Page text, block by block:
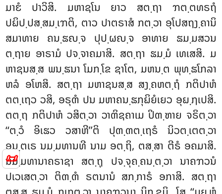
📜
ມາຬໍ ປາວິສິ. ມຫາຊໂນ ຍາວ ສຕ຺ຖາ ຠຕ຺ຕທຣຖໍ
ປຏິປ຺ປສ຺ສມ຺ເຠຕິ, ຕາວ ປາຕຣາສໍ ກຕ຺ວາ ອຸໂປສຖງ຺ຄານິ
ສມາທາຍ ຄນ຺ຘຎ຺ຈ ປຸປ຺ຜຎ຺ຈ ອາທາຍ ຘມ຺ມສວນ
ຕ຺ຖາຍ ອາຣາມໍ ປຈ຺ຈາຄມາສິ. ສຕ຺ຖາ ຘມ຺ມໍ ເທເສສິ. ມ
ຫາຊນສ຺ສ ພນ຺ຘນາ ໂມກ຺ໂຂ ຊາໂຕ, ມຫນ຺ຕ ພຸທ຺ຘໂກລາ
ຫລໍ ອໂຫສິ. ສຕ຺ຖາ ມຫາຊນສ຺ສ ສງ຺ຄຫຕ຺ຖໍ ກຕິປາຫໍ
ຕຕ຺ເຖວ ວສິ, ອຣຸຓໍ ປນ ມຫາຄນ຺ຘກຸຏິຍໍເຍວ ອຸຏ຺ຐເປສິ.
ຕຕ຺ຖ ກຕິປາຫໍ ວສິຕ຺ວາ ວາຓິຊຄາເມ ປິຓ຺ຑາຍ ຈຣິຕ຺ວາ
‘‘ຕ຺ວໍ ອິເຘວ ວສາຫີ’’ຕິ ປຸຓ຺ຓຕ຺ເຖຣໍ ນິວຕ຺ເຕຕ຺ວາ
ອນ຺ຕເຣ ນມ຺ມທານທີ ນາມ ອຕ຺ຖິ, ຕສ຺ສາ ຕີຣໍ ອຄມາສິ.
ນມ຺ມທານາຄຣາຊາ ສຕ຺ຖຸ ປຈ຺ຈຸຄ຺ຄນ຺ຕ຺ວາ ນາຄຠວນໍ
ປເວເສຕ຺ວາ ຕິຓ຺ຓໍ ຣຕນານໍ ສກ຺ກາຣໍ ອກາສິ. ສຕ຺ຖາ